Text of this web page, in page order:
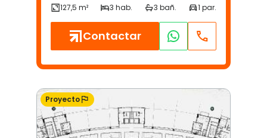
Contactar
Proyecto